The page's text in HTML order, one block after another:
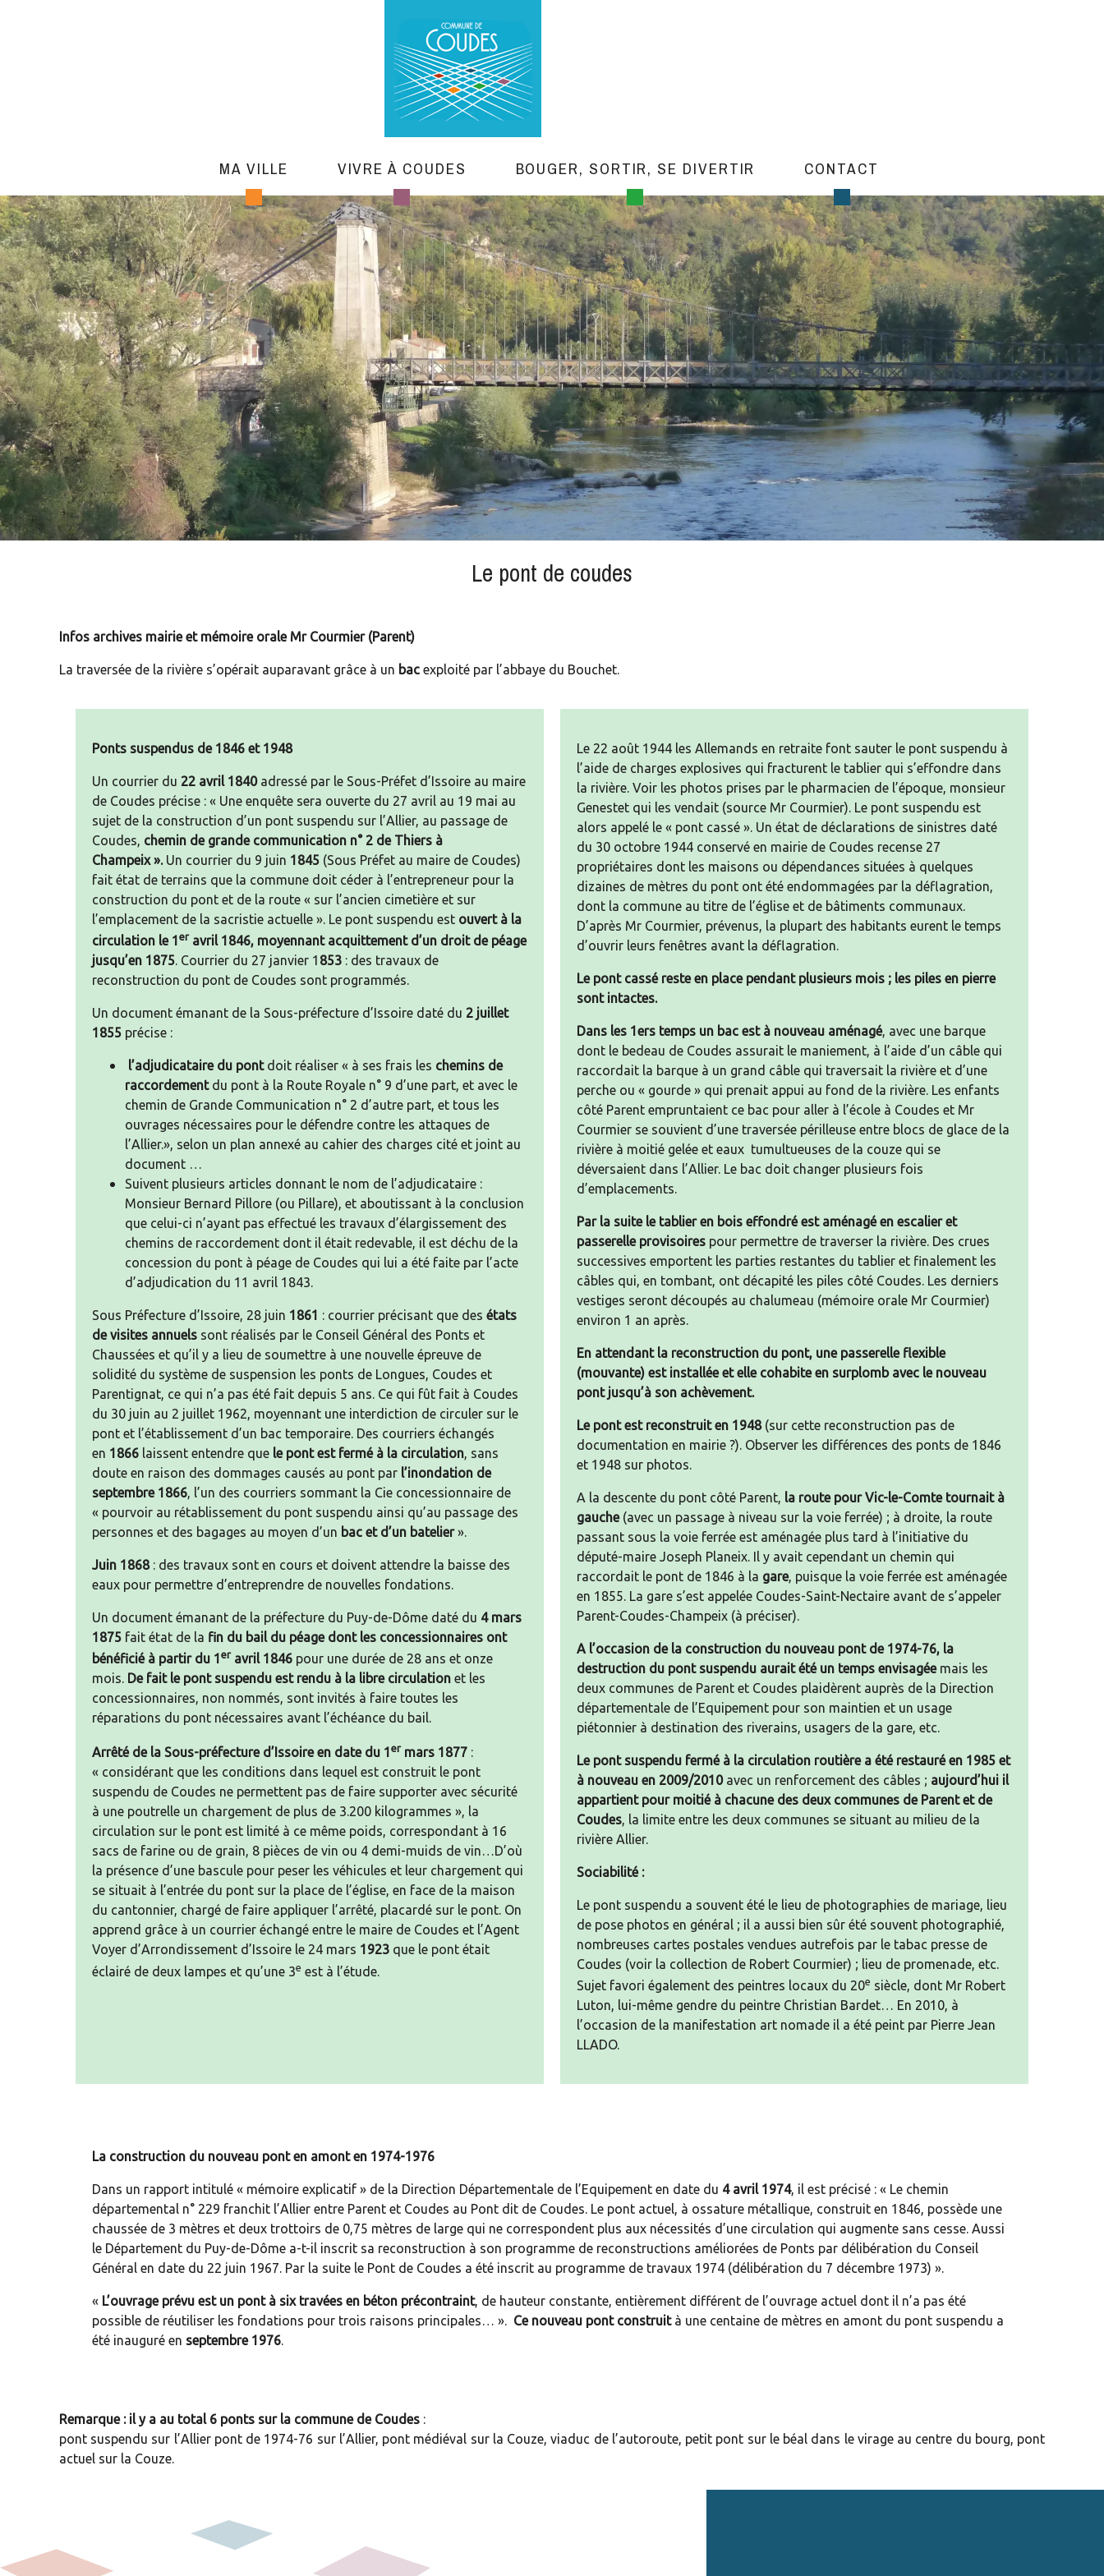
MA VILLE VIVRE À COUDES BOUGER, SORTIR, SE DIVERTIR CONTACT
Le pont de coudes
Infos archives mairie et mémoire orale Mr Courmier (Parent)
La traversée de la rivière s’opérait auparavant grâce à un bac exploité par l’abbaye du Bouchet.
Ponts suspendus de 1846 et 1948
Un courrier du 22 avril 1840adressé par le Sous-Préfet d’Issoire au maire
de Coudes précise : « Une enquête sera ouverte du 27 avril au 19 mai au
sujet de la construction d’un pont suspendu sur l’Allier, au passage de
Coudes, chemin de grande communication n° 2 de Thiers à
Champeix ». Un courrier du 9 juin 1845 (Sous Préfet au maire de Coudes)
fait état de terrains que la commune doit céder à l’entrepreneur pour la
construction du pont et de la route « sur l’ancien cimetière et sur
l’emplacement de la sacristie actuelle ». Le pont suspendu est ouvert à la
circulation le 1 eravril 1846, moyennant acquittement d’un droit de péage
jusqu’en 1875. Courrier du 27 janvier 1 853 : des travaux de
reconstruction du pont de Coudes sont programmés.
Un document émanant de la Sous-préfecture d’Issoire daté du 2 juillet
1855 précise :
l’adjudicataire du pontdoit réaliser « à ses frais les chemins de
raccordementdu pont à la Route Royale n° 9 d’une part, et avec le
chemin de Grande Communication n° 2 d’autre part, et tous les
ouvrages nécessaires pour le défendre contre les attaques de
l’Allier.», selon un plan annexé au cahier des charges cité et joint au
document …
Suivent plusieurs articles donnant le nom de l’adjudicataire :
Monsieur Bernard Pillore (ou Pillare), et aboutissant à la conclusion
que celui-ci n’ayant pas effectué les travaux d’élargissement des
chemins de raccordement dont il était redevable, il est déchu de la
concession du pont à péage de Coudes qui lui a été faite par l’acte
d’adjudication du 11 avril 1843.
Sous Préfecture d’Issoire, 28 juin 1861 : courrier précisant que des états
de visites annuels sont réalisés par le Conseil Général des Ponts et
Chaussées et qu’il y a lieu de soumettre à une nouvelle épreuve de
solidité du système de suspension les ponts de Longues, Coudes et
Parentignat, ce qui n’a pas été fait depuis 5 ans. Ce qui fût fait à Coudes
du 30 juin au 2 juillet 1962, moyennant une interdiction de circuler sur le
pont et l’établissement d’un bac temporaire. Des courriers échangés
en 1866 laissent entendre que le pont est fermé à la circulation, sans
doute en raison des dommages causés au pont par l’inondation de
septembre 1866, l’un des courriers sommant la Cie concessionnaire de
« pourvoir au rétablissement du pont suspendu ainsi qu’au passage des
personnes et des bagages au moyen d’un bac et d’un batelier».
Juin 1868: des travaux sont en cours et doivent attendre la baisse des
eaux pour permettre d’entreprendre de nouvelles fondations.
Un document émanant de la préfecture du Puy-de-Dôme daté du 4 mars
1875 fait état de la fin du bail du péage dont les concessionnaires ont
bénéficié à partir du 1 eravril 1846 pour une durée de 28 ans et onze
mois. De fait le pont suspendu est rendu à la libre circulation et les
concessionnaires, non nommés, sont invités à faire toutes les
réparations du pont nécessaires avant l’échéance du bail.
Arrêté de la Sous-préfecture d’Issoire en date du 1 er mars 1877 :
« considérant que les conditions dans lequel est construit le pont
suspendu de Coudes ne permettent pas de faire supporter avec sécurité
à une poutrelle un chargement de plus de 3.200 kilogrammes », la
circulation sur le pont est limité à ce même poids, correspondant à 16
sacs de farine ou de grain, 8 pièces de vin ou 4 demi-muids de vin…D’où
la présence d’une bascule pour peser les véhicules et leur chargement qui
se situait à l’entrée du pont sur la place de l’église, en face de la maison
du cantonnier, chargé de faire appliquer l’arrêté, placardé sur le pont. On
apprend grâce à un courrier échangé entre le maire de Coudes et l’Agent
Voyer d’Arrondissement d’Issoire le 24 mars 1923 que le pont était
éclairé de deux lampes et qu’une 3e est à l’étude.
Le 22 août 1944 les Allemands en retraite font sauter le pont suspendu à
l’aide de charges explosives qui fracturent le tablier qui s’effondre dans
la rivière. Voir les photos prises par le pharmacien de l’époque, monsieur
Genestet qui les vendait (source Mr Courmier). Le pont suspendu est
alors appelé le « pont cassé ». Un état de déclarations de sinistres daté
du 30 octobre 1944 conservé en mairie de Coudes recense 27
propriétaires dont les maisons ou dépendances situées à quelques
dizaines de mètres du pont ont été endommagées par la déflagration,
dont la commune au titre de l’église et de bâtiments communaux.
D’après Mr Courmier, prévenus, la plupart des habitants eurent le temps
d’ouvrir leurs fenêtres avant la déflagration.
Le pont cassé reste en place pendant plusieurs mois ; les piles en pierre
sont intactes.
Dans les 1ers temps un bac est à nouveau aménagé, avec une barque
dont le bedeau de Coudes assurait le maniement, à l’aide d’un câble qui
raccordait la barque à un grand câble qui traversait la rivière et d’une
perche ou « gourde » qui prenait appui au fond de la rivière. Les enfants
côté Parent empruntaient ce bac pour aller à l’école à Coudes et Mr
Courmier se souvient d’une traversée périlleuse entre blocs de glace de la
rivière à moitié gelée et eaux tumultueuses de la couze qui se
déversaient dans l’Allier. Le bac doit changer plusieurs fois
d’emplacements.
Par la suite le tablier en bois effondré est aménagé en escalier et
passerelle provisoires pour permettre de traverser la rivière. Des crues
successives emportent les parties restantes du tablier et finalement les
câbles qui, en tombant, ont décapité les piles côté Coudes. Les derniers
vestiges seront découpés au chalumeau (mémoire orale Mr Courmier)
environ 1 an après.
En attendant la reconstruction du pont, une passerelle flexible
(mouvante) est installée et elle cohabite en surplomb avec le nouveau
pont jusqu’à son achèvement.
Le pont est reconstruit en 1948(sur cette reconstruction pas de
documentation en mairie ?). Observer les différences des ponts de 1846
et 1948 sur photos.
A la descente du pont côté Parent,
la route pour Vic-le-Comte tournait à
gauche(avec un passage à niveau sur la voie ferrée) ; à droite, la route
passant sous la voie ferrée est aménagée plus tard à l’initiative du
député-maire Joseph Planeix. Il y avait cependant un chemin qui
raccordait le pont de 1846 à la gare, puisque la voie ferrée est aménagée
en 1855. La gare s’est appelée Coudes-Saint-Nectaire avant de s’appeler
Parent-Coudes-Champeix (à préciser).
A l’occasion de la construction du nouveau pont de 1974-76, la
destruction du pont suspendu aurait été un temps envisagéemais les
deux communes de Parent et Coudes plaidèrent auprès de la Direction
départementale de l’Equipement pour son maintien et un usage
piétonnier à destination des riverains, usagers de la gare, etc.
Le pont suspendu fermé à la circulation routière a été restauré en 1985 et
à nouveau en 2009/2010avec un renforcement des câbles ; aujourd’hui il
appartient pour moitié à chacune des deux communes de Parent et de
Coudes , la limite entre les deux communes se situant au milieu de la
rivière Allier.
Sociabilité :
Le pont suspendu a souvent été le lieu de photographies de mariage, lieu
de pose photos en général ; il a aussi bien sûr été souvent photographié,
nombreuses cartes postales vendues autrefois par le tabac presse de
Coudes (voir la collection de Robert Courmier) ; lieu de promenade, etc.
Sujet favori également des peintres locaux du 20e siècle, dont Mr Robert
Luton, lui-même gendre du peintre Christian Bardet… En 2010, à
l’occasion de la manifestation art nomade il a été peint par Pierre Jean
LLADO.
La construction du nouveau pont en amont en 1974-1976
Dans un rapport intitulé « mémoire explicatif » de la Direction Départementale de l’Equipement en date du 4 avril 1974, il est précisé : « Le chemin
départemental n° 229 franchit l’Allier entre Parent et Coudes au Pont dit de Coudes. Le pont actuel, à ossature métallique, construit en 1846, possède une
chaussée de 3 mètres et deux trottoirs de 0,75 mètres de large qui ne correspondent plus aux nécessités d’une circulation qui augmente sans cesse. Aussi
le Département du Puy-de-Dôme a-t-il inscrit sa reconstruction à son programme de reconstructions améliorées de Ponts par délibération du Conseil
Général en date du 22 juin 1967. Par la suite le Pont de Coudes a été inscrit au programme de travaux 1974 (délibération du 7 décembre 1973) ».
« L’ouvrage prévu est un pont à six travées en béton précontraint, de hauteur constante, entièrement différent de l’ouvrage actuel dont il n’a pas été
possible de réutiliser les fondations pour trois raisons principales… ». Ce nouveau pont construità une centaine de mètres en amont du pont suspendu a
été inauguré en septembre 1976
Remarque : il y a au total 6 ponts sur la commune de Coudes :
pont suspendu sur l’Allier pont de 1974-76 sur l’Allier, pont médiéval sur la Couze, viaduc de l’autoroute, petit pont sur le béal dans le virage au centre du bourg, pont
actuel sur la Couze.